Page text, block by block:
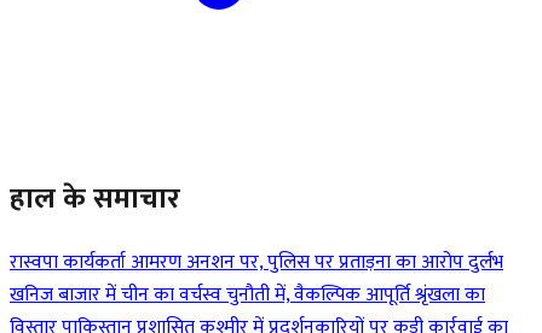
हाल के समाचार
रास्वपा कार्यकर्ता आमरण अनशन पर, पुलिस पर प्रताड़ना का आरोपदुर्लभ
खनिज बाजार में चीन का वर्चस्व चुनौती में, वैकल्पिक आपूर्ति श्रृंखला का